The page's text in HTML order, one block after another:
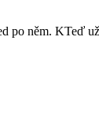
po něm. KTeď